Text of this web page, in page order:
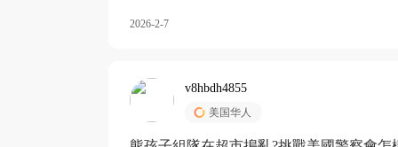
2026-2-7
v8hbdh4855
美国华人